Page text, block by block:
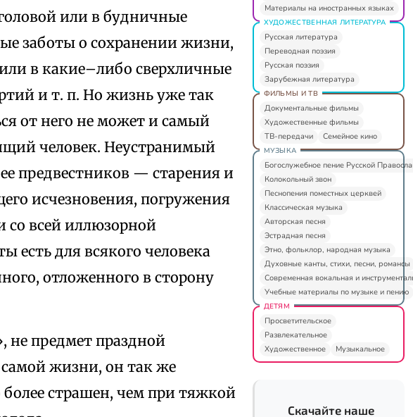
или в будничные
заботы о сохранении жизни,
в какие–либо сверхличные
и т. п. Но жизнь уже так
от него не может и самый
человек. Неустранимый
предвестников — старения и
исчезновения, погружения
со всей иллюзорной
есть для всякого человека
отложенного в сторону
не предмет праздной
самой жизни, он так же
более страшен, чем при тяжкой
Материалы на иностранных языках
ХУДОЖЕСТВЕННАЯ ЛИТЕРАТУРА
Русская литература
Переводная поэзия
Русская поэзия
Зарубежная литература
ФИЛЬМЫ И ТВ
Документальные фильмы
Художественные фильмы
ТВ-передачи
Семейное кино
МУЗЫКА
Богослужебное пение Русской
Колокольный звон
Песнопения поместных церквей
Классическая музыка
Авторская песня
Эстрадная песня
Этно, фольклор, народная музыка
Духовные канты, стихи, песни, романсы
Современная вокальная и
Учебные материалы по музыке и пению
ДЕТЯМ
Просветительское
Развлекательное
Художественное
Музыкальное
Скачайте наше